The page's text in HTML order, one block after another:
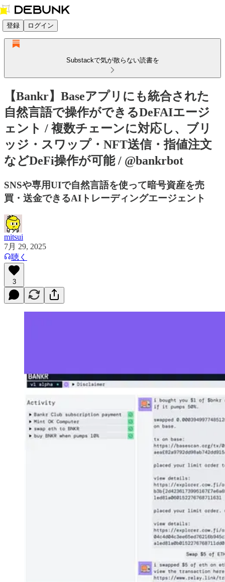
登録 ログイン
Substackで気が散らない読書を
【Bankr】Baseアプリにも統合された
自然言語で操作ができるDeFAIエージ
ェント / 複数チェーンに対応し、ブリ
ッジ・スワップ・NFT送信・指値注文
などDeFi操作が可能 / @bankrbot
SNSや専用UIで自然言語を使って暗号資産を売
買・送金できるAIトレーディングエージェント
mitsui
7月 29, 2025
聴く
3